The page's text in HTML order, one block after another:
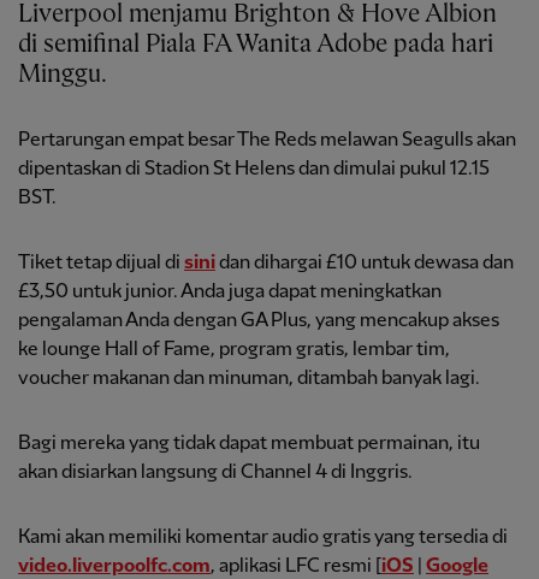
Liverpool menjamu Brighton & Hove Albion
di semifinal Piala FA Wanita Adobe pada hari
Minggu.
Pertarungan empat besar The Reds melawan Seagulls akan
dipentaskan di Stadion St Helens dan dimulai pukul 12.15
BST.
Tiket tetap dijual di sinidan dihargai £10 untuk dewasa dan
£3,50 untuk junior. Anda juga dapat meningkatkan
pengalaman Anda dengan GA Plus, yang mencakup akses
ke lounge Hall of Fame, program gratis, lembar tim,
voucher makanan dan minuman, ditambah banyak lagi.
Bagi mereka yang tidak dapat membuat permainan, itu
akan disiarkan langsung di Channel 4 di Inggris.
Kami akan memiliki komentar audio gratis yang tersedia di
video.liverpoolfc.com, aplikasi LFC resmi [ iOS
Google